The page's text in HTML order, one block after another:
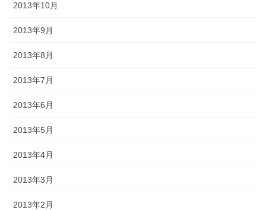
2013年10月
2013年9月
2013年8月
2013年7月
2013年6月
2013年5月
2013年4月
2013年3月
2013年2月